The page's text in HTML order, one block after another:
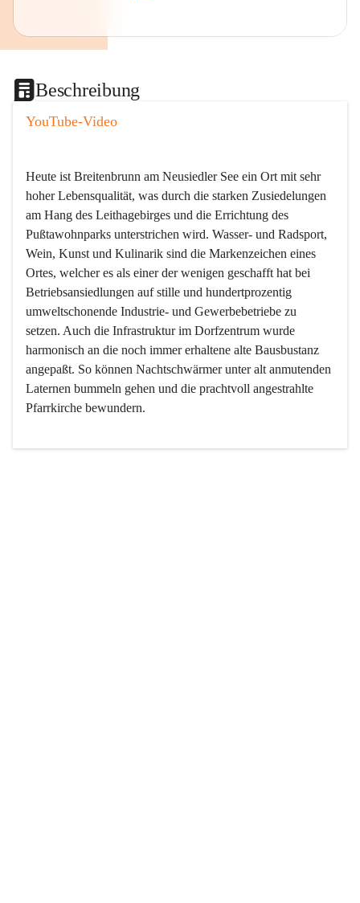
Beschreibung
YouTube-Video
Heute ist Breitenbrunn am Neusiedler See ein Ort mit sehr
hoher Lebensqualität, was durch die starken Zusiedelungen
am Hang des Leithagebirges und die Errichtung des
Pußtawohnparks unterstrichen wird. Wasser- und Radsport,
Wein, Kunst und Kulinarik sind die Markenzeichen eines
Ortes, welcher es als einer der wenigen geschafft hat bei
Betriebsansiedlungen auf stille und hundertprozentig
umweltschonende Industrie- und Gewerbebetriebe zu
setzen. Auch die Infrastruktur im Dorfzentrum wurde
harmonisch an die noch immer erhaltene alte Bausbustanz
angepaßt. So können Nachtschwärmer unter alt anmutenden
Laternen bummeln gehen und die prachtvoll angestrahlte
Pfarrkirche bewundern.
Der Weinbau dominert heute nicht mehr, ist aber integrativer